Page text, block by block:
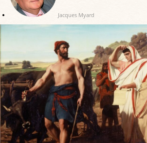
Jacques Myard